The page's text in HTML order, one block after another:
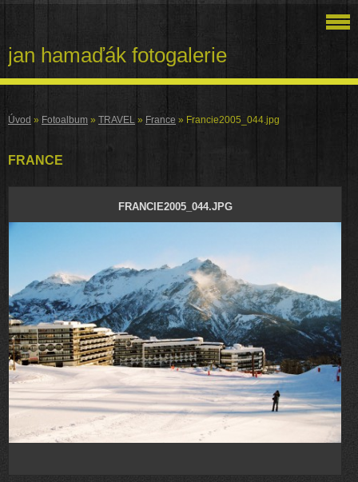
jan hamaďák fotogalerie
Úvod » Fotoalbum » TRAVEL » France » Francie2005_044.jpg
FRANCE
FRANCIE2005_044.JPG